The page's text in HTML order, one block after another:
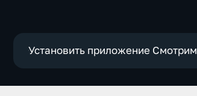
Установить приложение Смотрим